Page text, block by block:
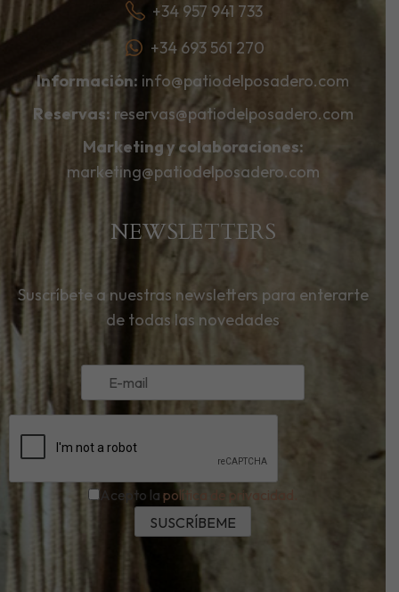
+34 957 941 733
+34 693 561 270
Información: info@patiodelposadero.com
Reservas: reservas@patiodelposadero.com
Marketing y colaboraciones:
marketing@patiodelposadero.com
NEWSLETTERS
Suscríbete a nuestras newsletters para enterarte
de todas las novedades
Acepto la política de privacidad.